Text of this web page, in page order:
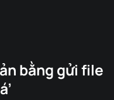
bằng gửi file